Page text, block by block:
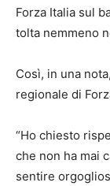
Forza Italia sul
tolta nemmeno
Così, in una
regionale di
“Ho chiesto
che non ha mai
sentire